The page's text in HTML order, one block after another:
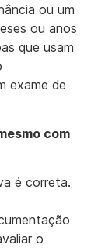
ou um
ou anos
que usam
exame de
com
é correta.
o